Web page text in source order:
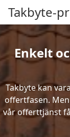
Takbyte-
Enkelt
Takbyte kan
offertfasen.
vår offerttjänst